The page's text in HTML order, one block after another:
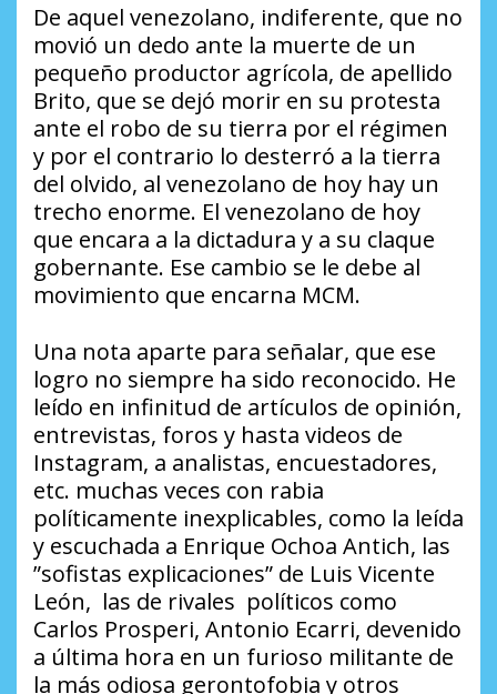
De aquel venezolano, indiferente, que no
movió un dedo ante la muerte de un
pequeño productor agrícola, de apellido
Brito, que se dejó morir en su protesta
ante el robo de su tierra por el régimen
y por el contrario lo desterró a la tierra
del olvido, al venezolano de hoy hay un
trecho enorme. El venezolano de hoy
que encara a la dictadura y a su claque
gobernante. Ese cambio se le debe al
movimiento que encarna MCM.
Una nota aparte para señalar, que ese
logro no siempre ha sido reconocido. He
leído en infinitud de artículos de opinión,
entrevistas, foros y hasta videos de
Instagram, a analistas, encuestadores,
etc. muchas veces con rabia
políticamente inexplicables, como la leída
y escuchada a Enrique Ochoa Antich, las
”sofistas explicaciones” de Luis Vicente
León, las de rivales políticos como
Carlos Prosperi, Antonio Ecarri, devenido
a última hora en un furioso militante de
la más odiosa gerontofobia y otros